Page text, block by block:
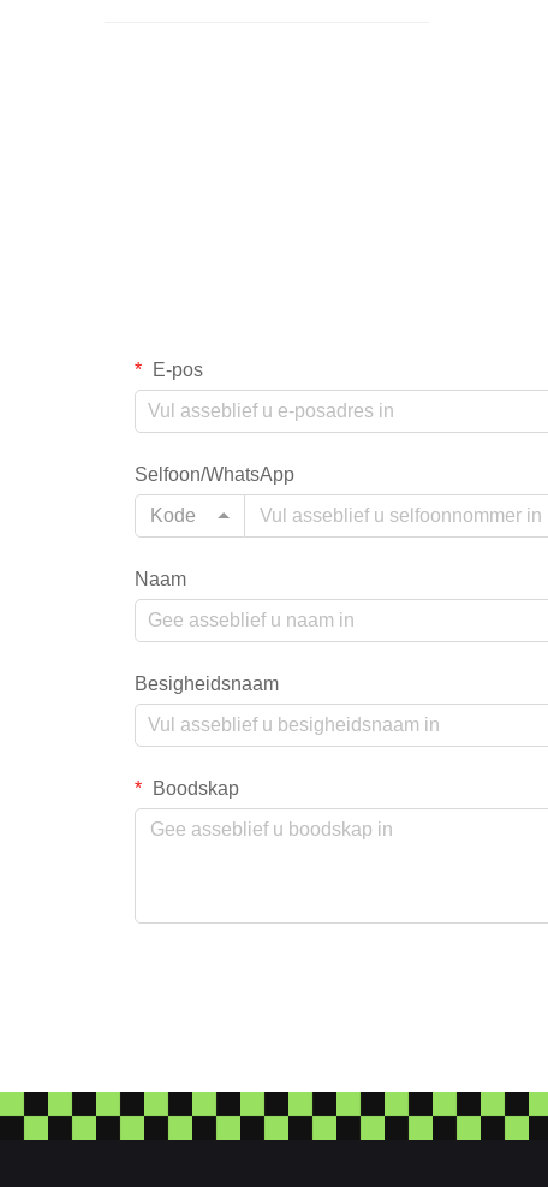
E-pos
Selfoon/WhatsApp
Kode
Naam
Besigheidsnaam
Boodskap